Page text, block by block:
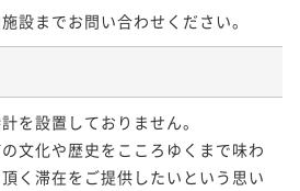
設までお問い合わせください。
を設置しておりません。
文化や歴史をこころゆくまで味わ
く滞在をご提供したいという思い